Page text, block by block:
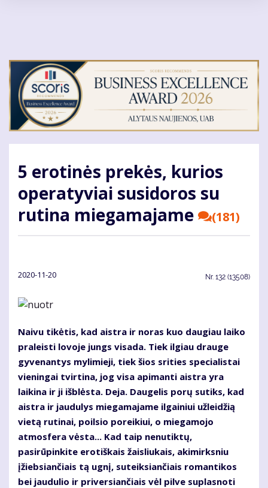
5 erotinės prekės, kurios
operatyviai susidoros su
rutina miegamajame
(181)
2020-11-20 Nr. 132 (13508)
Naivu tikėtis, kad aistra ir noras kuo daugiau laiko
praleisti lovoje jungs visada. Tiek ilgiau drauge
gyvenantys mylimieji, tiek šios srities specialistai
vieningai tvirtina, jog visa apimanti aistra yra
laikina ir ji išblėsta. Deja. Daugelis porų sutiks, kad
aistra ir jaudulys miegamajame ilgainiui užleidžią
vietą rutinai, poilsio poreikiui, o miegamojo
atmosfera vėsta... Kad taip nenutiktų,
pasirūpinkite erotiškais žaisliukais, akimirksniu
įžiebsiančiais tą ugnį, suteiksiančiais romantikos
bei jaudulio ir priversiančiais vėl pilve suplasnoti